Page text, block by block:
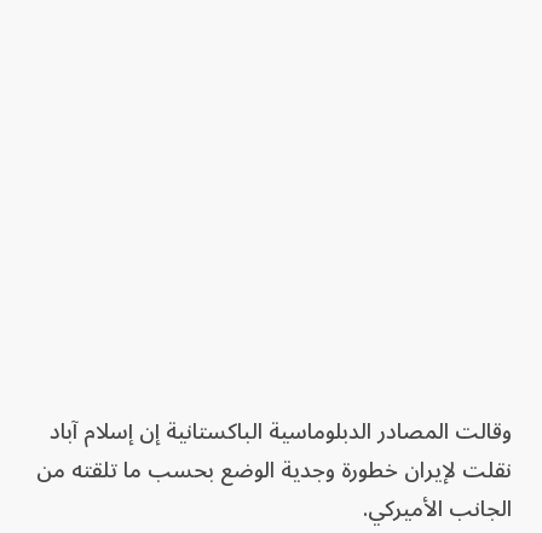
وقالت المصادر الدبلوماسية الباكستانية إن إسلام آباد
نقلت لإيران خطورة وجدية الوضع بحسب ما تلقته من
الجانب الأميركي.